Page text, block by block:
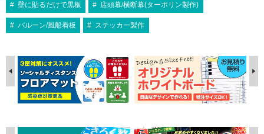
壁に貼るだけで黒板 店頭幕/横断幕(ターポリン製作)
バルーン/風船看板 ステッカー製作